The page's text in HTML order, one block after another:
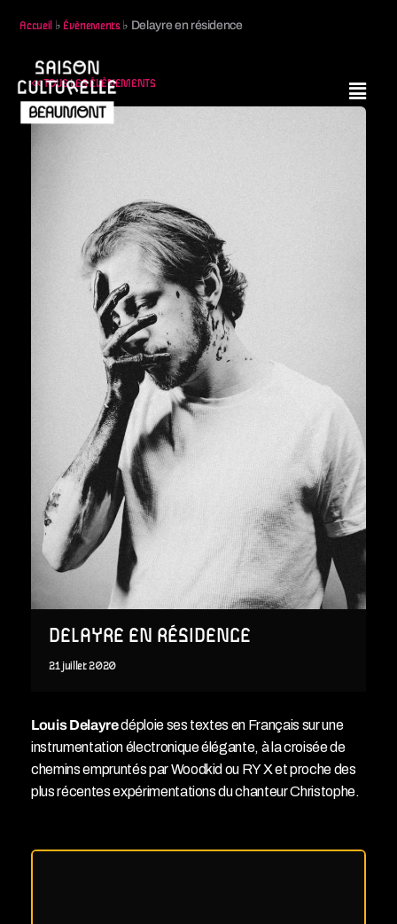
Accueil ♭ Évènements♭ Delayre en résidence
<< TOUS LES ÉVÈNEMENTS
DELAYRE EN RÉSIDENCE
21 juillet2020
Louis Delayredéploie ses textes en Français sur une
instrumentation électronique élégante, à la croisée de
chemins empruntés par Woodkid ou RY X et proche des
plus récentes expérimentations du chanteur Christophe.